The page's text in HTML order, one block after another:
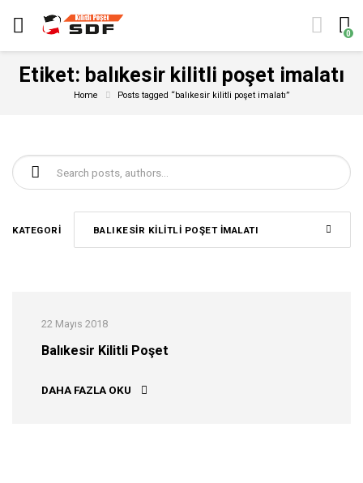
0
Etiket: balıkesir kilitli poşet imalatı
Home Posts tagged “balıkesir kilitli poşet imalatı”
Şunu ara:
KATEGORI BALIKESIR KILITLI POŞET IMALATI
22 Mayıs 2018
Balıkesir Kilitli Poşet
DAHA FAZLA OKU BALIKESIR KILITLI POŞET